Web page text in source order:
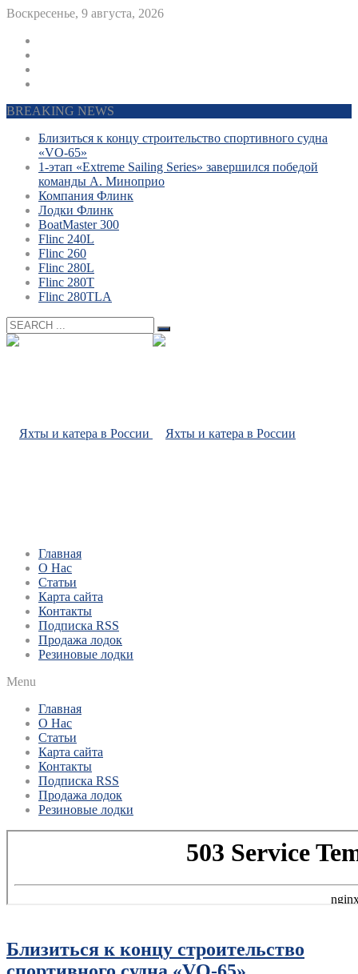
Воскресенье, 9 августа, 2026
BREAKING NEWS
Близиться к концу строительство спортивного судна
«VO-65»
1-этап «Extreme Sailing Series» завершился победой
команды А. Миноприо
Компания Флинк
Лодки Флинк
BoatMaster 300
Flinc 240L
Flinc 260
Flinc 280L
Flinc 280T
Flinc 280TLA
Главная
О Нас
Статьи
Карта сайта
Контакты
Подписка RSS
Продажа лодок
Резиновые лодки
Menu
Главная
О Нас
Статьи
Карта сайта
Контакты
Подписка RSS
Продажа лодок
Резиновые лодки
Близиться к концу строительство